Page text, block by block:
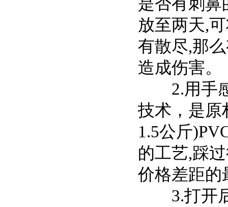
放至两天,
有散尽,那
造成伤害。
2.用手感
技术，是原
1.5公斤
的工艺,踩
价格差距的
3.打开后